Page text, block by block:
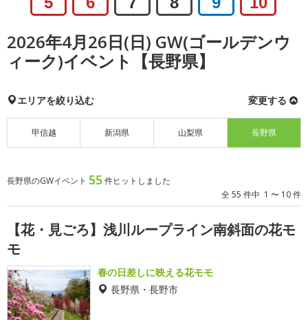
2026年4月26日(日) GW(ゴールデンウ
ィーク)イベント【長野県】
エリアを絞り込む 変更する
甲信越 新潟県 山梨県 長野県
長野県のGWイベント 55 件ヒットしました
全 55 件中 1 〜 10 件
【花・見ごろ】浅川ループライン南斜面の花モ
モ
春の日差しに映える花モモ
長野県・長野市